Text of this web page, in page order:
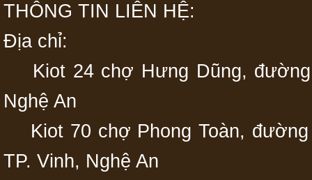
THÔNG TIN LIÊN HỆ:
Địa chỉ:
Kiot 24 chợ Hưng Dũng, đường
Nghệ An
Kiot 70 chợ Phong Toàn, đường
TP. Vinh, Nghệ An